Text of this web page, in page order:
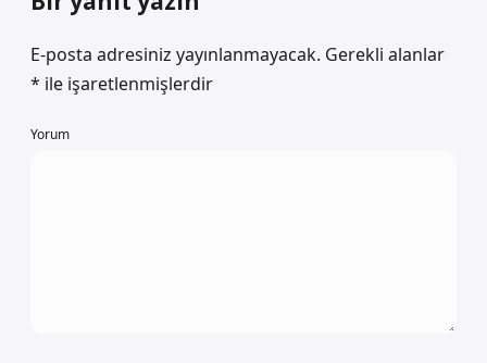
E-posta adresiniz yayınlanmayacak. Gerekli alanlar
* ile işaretlenmişlerdir
Yorum